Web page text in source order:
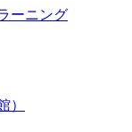
ーニング
）